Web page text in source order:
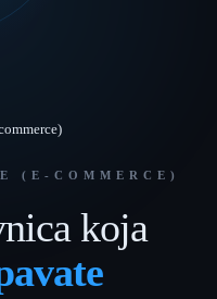
(E-COMMERCE)
koja